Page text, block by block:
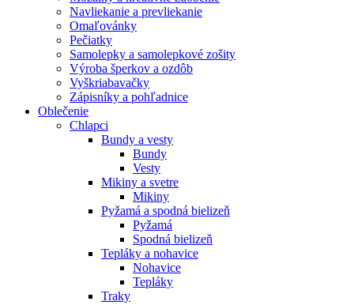
Navliekanie a prevliekanie
Omaľovánky
Pečiatky
Samolepky a samolepkové zošity
Výroba šperkov a ozdôb
Vyškriabavačky
Zápisníky a pohľadnice
Oblečenie
Chlapci
Bundy a vesty
Bundy
Vesty
Mikiny a svetre
Mikiny
Pyžamá a spodná bielizeň
Pyžamá
Spodná bielizeň
Tepláky a nohavice
Nohavice
Tepláky
Traky